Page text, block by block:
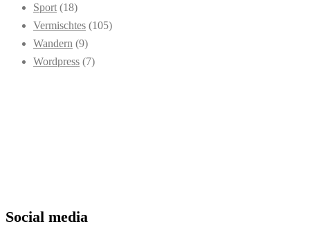
Sport (18)
Vermischtes (105)
Wandern (9)
Wordpress (7)
Social media